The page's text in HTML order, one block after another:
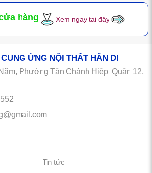
hàng Xem ngay tại đây
ỨNG NỘI THẤT HÂN DI
Phường Tân Chánh Hiệp, Quận 12,
Tin tức